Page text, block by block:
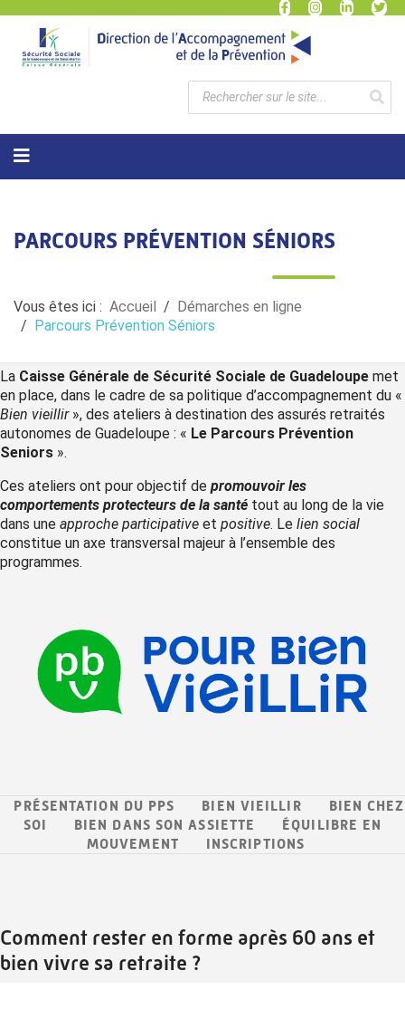
PARCOURS PRÉVENTION SÉNIORS
Vous êtes ici : Accueil
Démarches en ligne
Parcours Prévention Séniors
La Caisse Générale de Sécurité Sociale de Guadeloupe met
en place, dans le cadre de sa politique d’accompagnement du «
Bien vieillir», des ateliers à destination des assurés retraités
autonomes de Guadeloupe : « Le Parcours Prévention
Seniors ».
Ces ateliers ont pour objectif de promouvoir les
comportements protecteurs de la santé tout au long de la vie
dans une approche participative et positive. Le lien social
constitue un axe transversal majeur à l’ensemble des
programmes.
PRÉSENTATION DU PPS BIEN VIEILLIR
BIEN CHEZ
SOI
BIEN DANS SON ASSIETTE
ÉQUILIBRE EN
MOUVEMENT
INSCRIPTIONS
Comment rester en forme après 60 ans et
bien vivre sa retraite ?